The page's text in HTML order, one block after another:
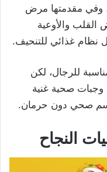
وفي مقدمتها مرض
القلب والأوعية
نظام غذائي للتنحيف.
للرجال، لكن
صحية غنية
لجسم صحي دون حرمان.
النجاح